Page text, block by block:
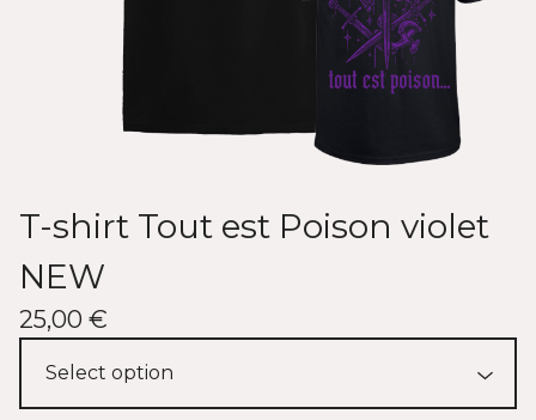
T-shirt Tout est Poison violet
NEW
25,00 €